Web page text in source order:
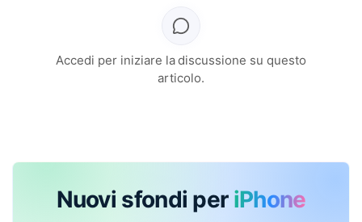
Accedi per iniziare la discussione su questo
articolo.
Nuovi sfondi per iPhone